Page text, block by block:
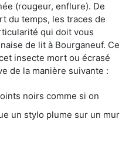
(rougeur, enflure). De
du temps, les traces de
qui doit vous
de lit à Bourganeuf. Ce
insecte mort ou écrasé
de la manière suivante :
noirs comme si on
un stylo plume sur un mur